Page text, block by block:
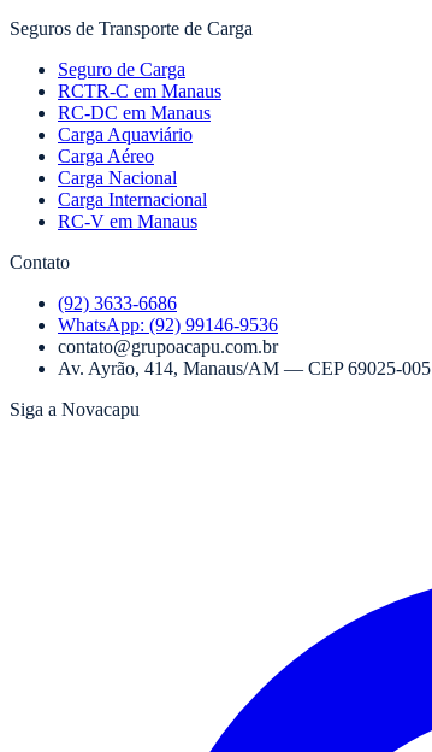
Seguros de Transporte de Carga
Seguro de Carga
RCTR-C em Manaus
RC-DC em Manaus
Carga Aquaviário
Carga Aéreo
Carga Nacional
Carga Internacional
RC-V em Manaus
Contato
(92) 3633-6686
WhatsApp: (92) 99146-9536
contato@grupoacapu.com.br
Av. Ayrão, 414, Manaus/AM — CEP69025-005
Siga a Novacapu